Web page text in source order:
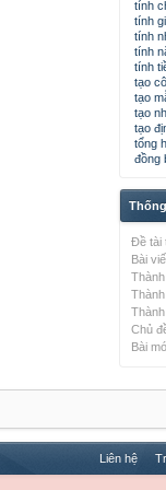
tính
tính
tính
tính
tính
tạo
tạo
tạo
tạo
tổng
đồng
Đề tài
Bài
Chủ
Bài
Liên hệ